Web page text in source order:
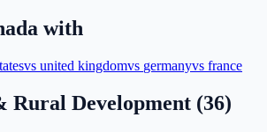
with
vs united kingdomvs germanyvs france
Rural Development (36)